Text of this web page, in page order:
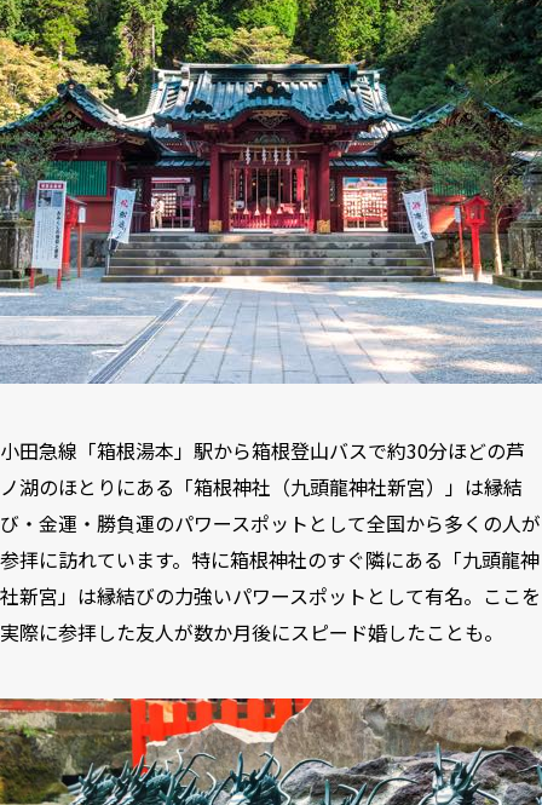
小田急線「箱根湯本」駅から箱根登山バスで約30分ほどの芦
ノ湖のほとりにある「箱根神社（九頭龍神社新宮）」は縁結
び・金運・勝負運のパワースポットとして全国から多くの人が
参拝に訪れています。特に箱根神社のすぐ隣にある「九頭龍神
社新宮」は縁結びの力強いパワースポットとして有名。ここを
実際に参拝した友人が数か月後にスピード婚したことも。